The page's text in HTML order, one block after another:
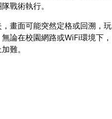
戰術執行。
畫面可能突然定格或回溯，玩
論在校園網路或WiFi環境下，
難。